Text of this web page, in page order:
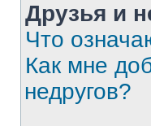
Друзья и
Что
Как мне
недругов?